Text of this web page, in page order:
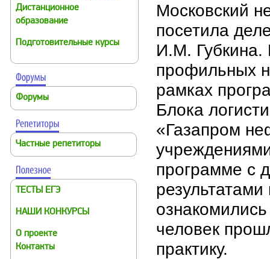
Дистанционное
образование
Подготовительные курсы
Форумы
Частные репетиторы
ТЕСТЫ ЕГЭ
НАШИ КОНКУРСЫ
О проекте
Контакты
Московский
посетила
И.М. Губкина.
профильных
рамках
Блока
«Газапром
программе с
человек
практику.